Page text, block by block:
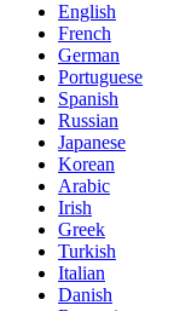
English
French
German
Portuguese
Spanish
Russian
Japanese
Korean
Arabic
Irish
Greek
Turkish
Italian
Danish